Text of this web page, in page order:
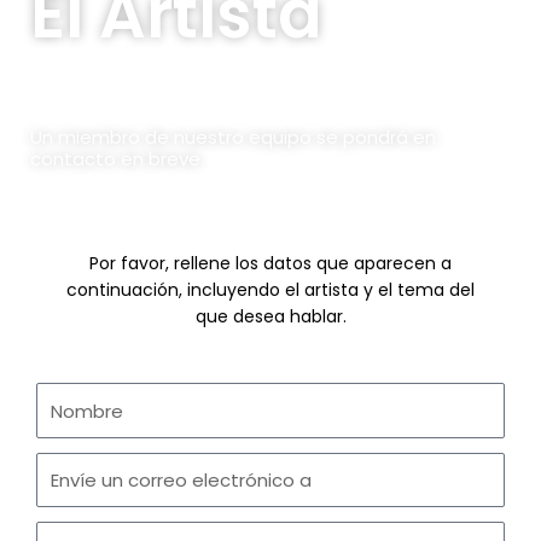
f
Por favor, rellene los datos que aparecen a
continuación, incluyendo el artista y el tema del
que desea hablar.
correo